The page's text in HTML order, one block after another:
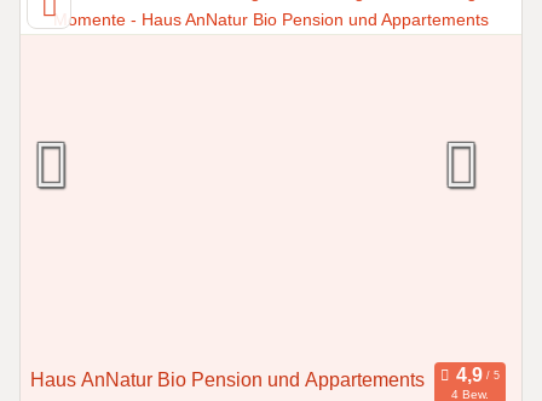
Haus AnNatur Bio Pension und Appartements
4 Bew.